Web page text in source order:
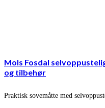
Mols Fosdal
og tilbehør
Praktisk sovemåtte med